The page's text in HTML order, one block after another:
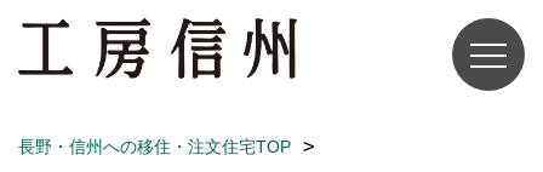
長野・信州への移住・注文住宅TOP